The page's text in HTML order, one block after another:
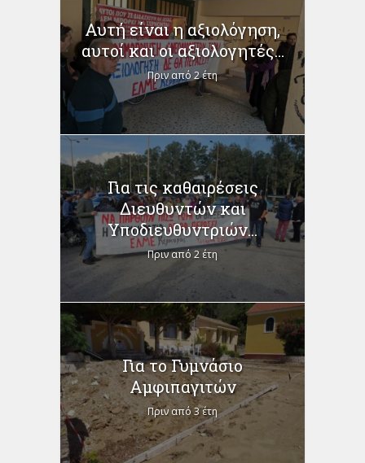
Αυτή είναι η αξιολόγηση,
αυτοί και οι αξιολογητές...
Πριν από 2 έτη
Για τις καθαιρέσεις
Διευθυντών και
Υποδιευθυντριών...
Πριν από 2 έτη
Για το Γυμνάσιο
Αμφιπαγιτών
Πριν από 3 έτη